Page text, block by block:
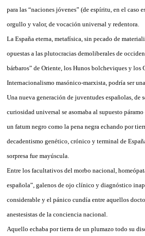
para las “naciones jóvenes” (de espíritu, en el caso
orgullo y valor, de vocación universal y redentora.
La España eterna, metafísica, sin pecado de
opuestas a las plutocracias demoliberales de
bárbaros” de Oriente, los Hunos bolcheviques y los
Internacionalismo masónico-marxista, podría ser una
Una nueva generación de juventudes españolas, de
curiosidad universal se asomaba al supuesto
un fatum negro como la pena negra echando por
decadentismo genético, crónico y terminal de
sorpresa fue mayúscula.
Entre los facultativos del morbo nacional,
española”, galenos de ojo clínico y diagnóstico
considerable y el pánico cundía entre aquellos
anestesistas de la conciencia nacional.
Aquello echaba por tierra de un plumazo todo su